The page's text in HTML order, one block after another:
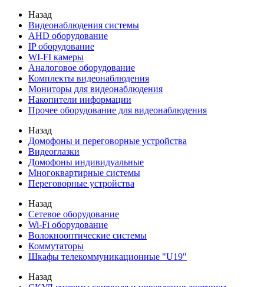
Назад
Видеонаблюдения cистемы
AHD оборудование
IP оборудование
WI-FI камеры
Аналоговое оборудование
Комплекты видеонаблюдения
Мониторы для видеонаблюдения
Накопители информации
Прочее оборудование для видеонаблюдения
Назад
Домофоны и переговорные устройства
Видеоглазки
Домофоны индивидуальные
Многоквартирные системы
Переговорные устройства
Назад
Сетевое оборудование
Wi-Fi оборудование
Волокнооптические системы
Коммутаторы
Шкафы телекоммуникационные "U19"
Назад